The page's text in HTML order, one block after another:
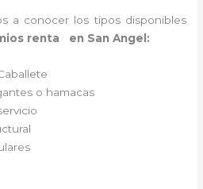
a conocer los tipos disponibles
renta en San Angel:
o hamacas